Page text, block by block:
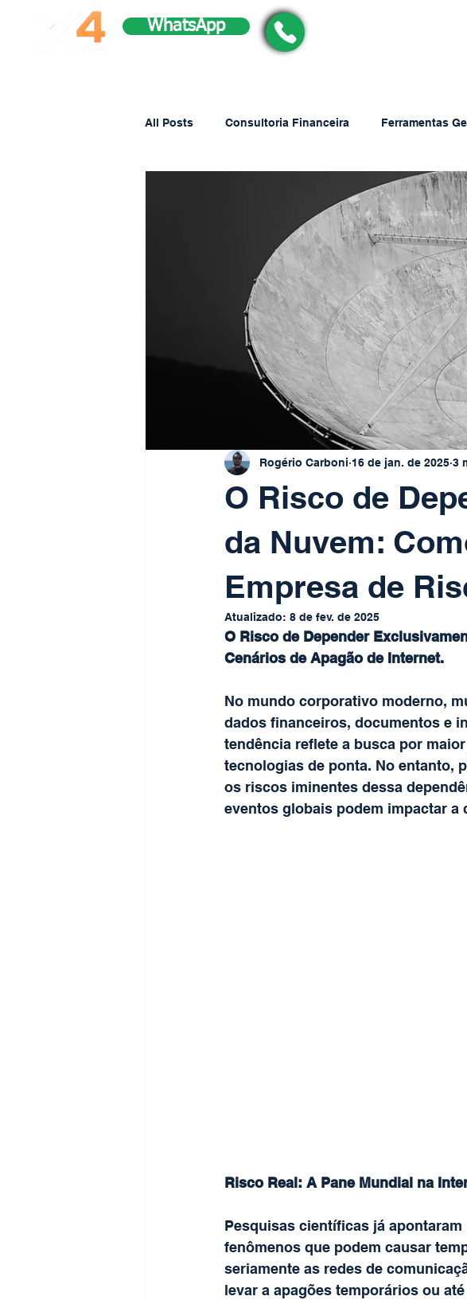
WhatsApp
All Posts Consultoria Financeira Ferramentas
O Risco de
da Nuvem:
Empresa de
Rogério Carboni 16 de jan. de 2025 3
Atualizado: 8 de fev. de 2025
O Risco de Depender
Cenários de Apagão de Internet.
No mundo corporativo moderno,
dados financeiros, documentos e
tendência reflete a busca por
tecnologias de ponta. No entanto,
os riscos iminentes dessa
eventos globais podem impactar a
Risco Real: A Pane Mundial na
Pesquisas científicas já
fenômenos que podem causar
seriamente as redes de
levar a apagões temporários ou